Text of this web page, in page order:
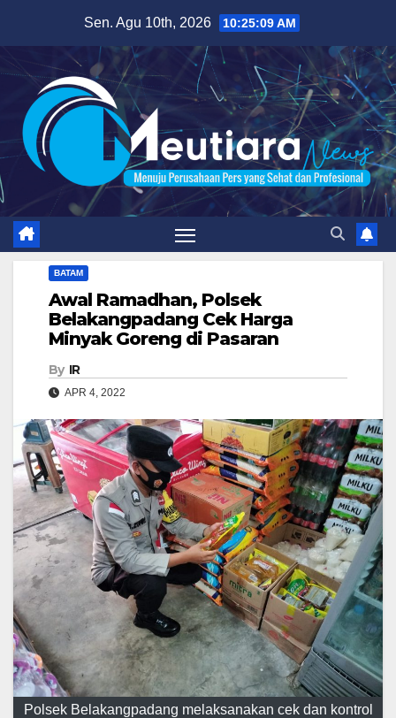
content
Sen. Agu 10th, 2026 10:25:10 AM
BATAM
Awal Ramadhan, Polsek
Belakangpadang Cek Harga
Minyak Goreng di Pasaran
By IR
APR 4, 2022
Polsek Belakangpadang melaksanakan cek dan kontrol